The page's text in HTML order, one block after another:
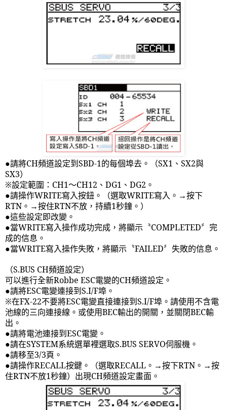
●請將CH頻道設定到SBD-1的每個埠去。（SX1 、 SX2與
SX3）
※設定範圍： CH1～CH12 、 DG1 、 DG2 。
●請操作WRITE寫入按鈕。（選取WRITE寫入。→按下
RTN 。→按住RTN不放，持續1秒鐘。）
●這些設定即改變。
●當WRITE寫入操作成功完成，將顯示〝COMPLETED〞完
成的信息。
●當WRITE寫入操作失敗，將顯示〝FAILED〞失敗的信息。
（S.BUS CH頻道設定）
可以進行全新Robbe ESC電變的CH頻道設定。
●請將ESC電變連接到S.I/F埠。
※在FX-22不要將ESC電變直接連接到S.I/F埠。請使用不含電
池線的三向連接線。或使用BEC輸出的開關，並關閉BEC輸
出。
●請將電池連接到ESC電變。
●請在SYSTEM系統選單裡選取S.BUS SERVO伺服機。
●請移至3/3頁。
●請操作RECALL按鍵。（選取RECALL 。→按下RTN 。→按
住RTN不放1秒鐘）出現CH頻道設定畫面。